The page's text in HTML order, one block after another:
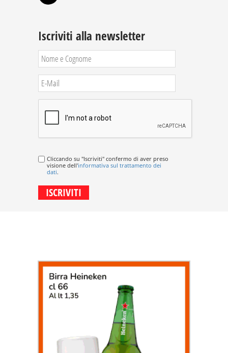
Iscriviti alla newsletter
Cliccando su "Iscriviti" confermo di aver preso
visione dell'informativa sul trattamento dei
dati.